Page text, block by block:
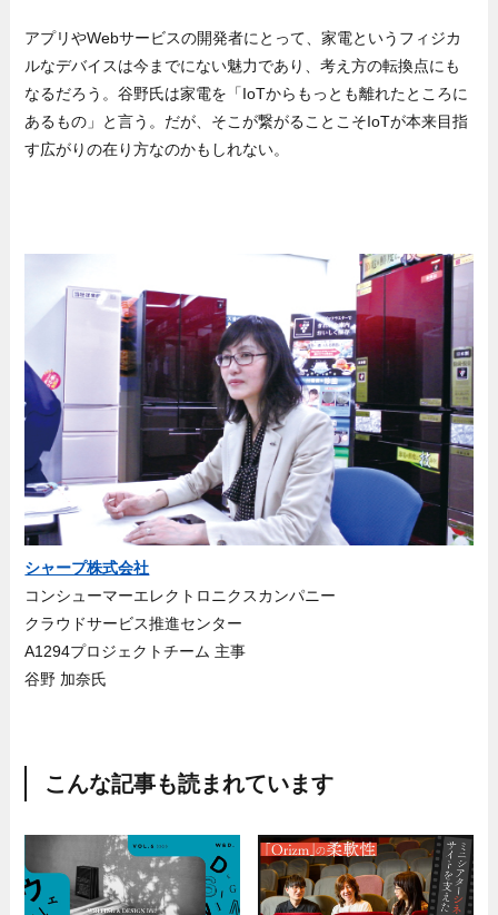
アプリやWebサービスの開発者にとって、家電というフィジカ
ルなデバイスは今までにない魅力であり、考え方の転換点にも
なるだろう。谷野氏は家電を「IoTからもっとも離れたところに
あるもの」と言う。だが、そこが繋がることこそIoTが本来目指
す広がりの在り方なのかもしれない。
シャープ株式会社
コンシューマーエレクトロニクスカンパニー
クラウドサービス推進センター
A1294プロジェクトチーム 主事
谷野 加奈氏
こんな記事も読まれています